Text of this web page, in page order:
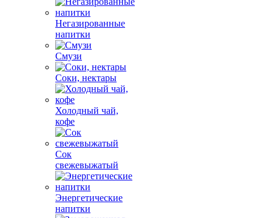
Негазированные
напитки
Смузи
Соки, нектары
Холодный чай,
кофе
Сок
свежевыжатый
Энергетические
напитки